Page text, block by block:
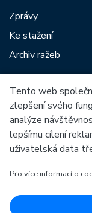
Zprávy
Ke stažení
Archiv ražeb
Mezi naše
Evropská
OP
Tento web
zlepšení svého
analýze
lepšímu cílení
uživatelská data
Pro více informací o